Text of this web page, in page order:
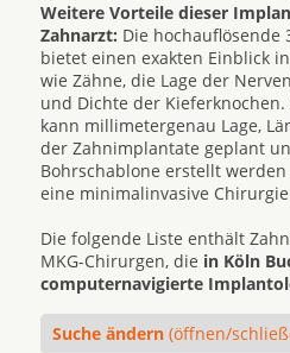
Weitere Vorteile dieser
Zahnarzt: Die hochauflösende
bietet einen exakten Einblick
wie Zähne, die Lage der
und Dichte der
kann millimetergenau Lage,
der Zahnimplantate geplant
Bohrschablone erstellt
eine minimalinvasive
Die folgende Liste enthält
MKG-Chirurgen, die in Köln
computernavigierte
Suche ändern (öffnen/